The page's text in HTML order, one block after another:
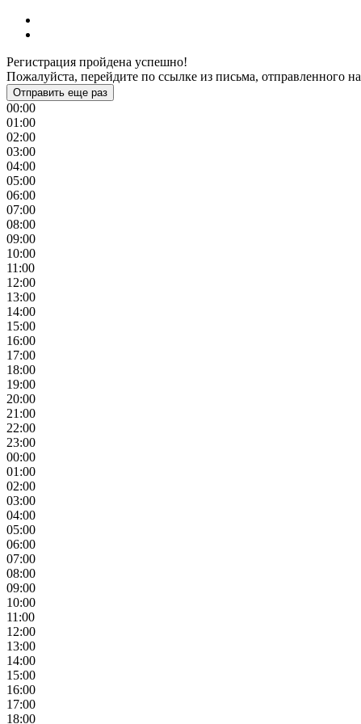
Регистрация пройдена успешно!
Пожалуйста, перейдите по ссылке из письма, отправленного на
Отправить еще раз
00:00
01:00
02:00
03:00
04:00
05:00
06:00
07:00
08:00
09:00
10:00
11:00
12:00
13:00
14:00
15:00
16:00
17:00
18:00
19:00
20:00
21:00
22:00
23:00
00:00
01:00
02:00
03:00
04:00
05:00
06:00
07:00
08:00
09:00
10:00
11:00
12:00
13:00
14:00
15:00
16:00
17:00
18:00